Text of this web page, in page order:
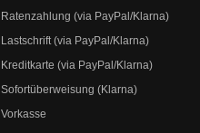
Ratenzahlung (via PayPal/Klarna)
Lastschrift (via PayPal/Klarna)
Kreditkarte (via PayPal/Klarna)
Sofortüberweisung (Klarna)
Vorkasse